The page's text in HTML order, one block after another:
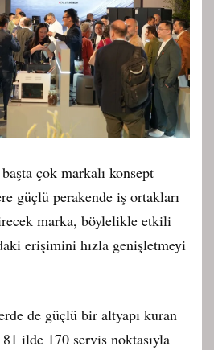
çok markalı konsept
güçlü perakende iş ortakları
marka, böylelikle etkili
erişimini hızla genişletmeyi
de güçlü bir altyapı kuran
ilde 170 servis noktasıyla